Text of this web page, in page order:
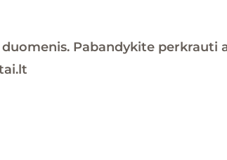
Pabandykite perkrauti